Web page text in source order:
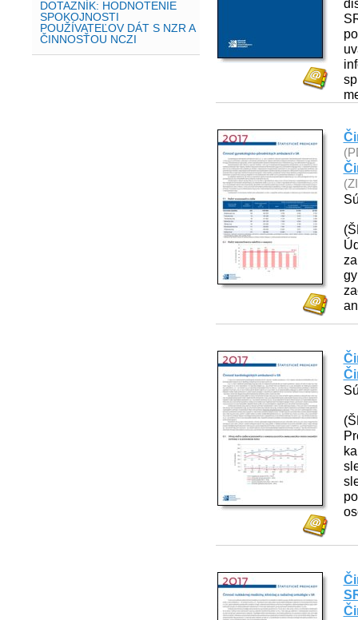
DOTAZNÍK: HODNOTENIE
SPOKOJNOSTI
POUŽÍVATEĽOV DÁT S NZR A
ČINNOSŤOU NCZI